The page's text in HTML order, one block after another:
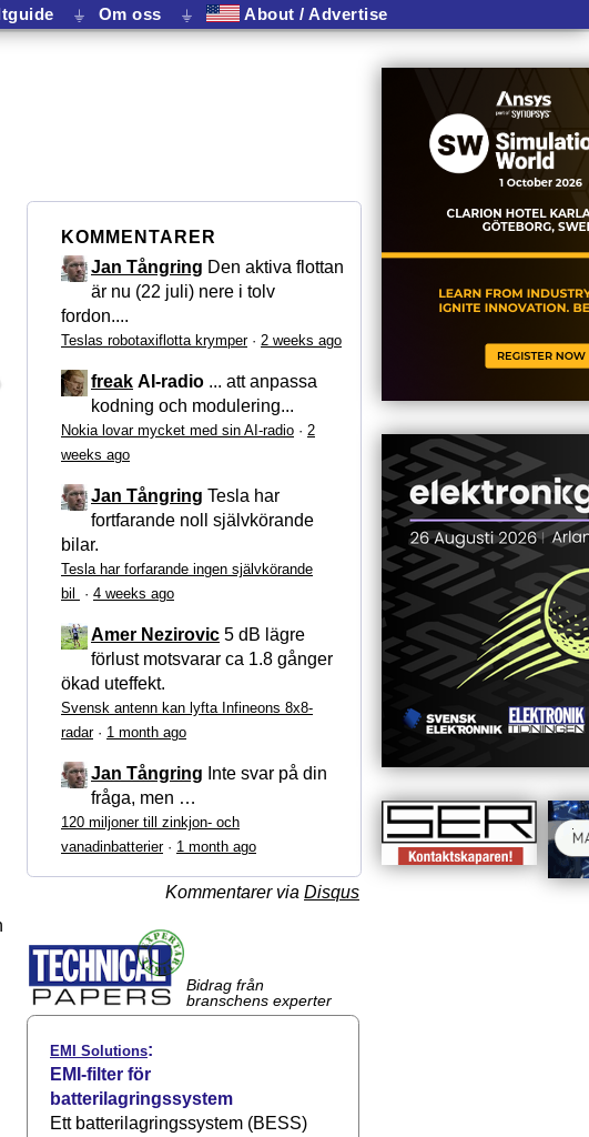
⏚ Om oss ⏚ About / Advertise
KOMMENTARER
Jan Tångring Den aktiva flottan
är nu (22 juli) nere i tolv
fordon....
Teslas robotaxiflotta krymper· 2 weeks ago
freak AI-radio ... att anpassa
kodning och modulering...
Nokia lovar mycket med sin AI-radio · 2
weeks ago
Jan Tångring Tesla har
fortfarande noll självkörande
bilar.
Tesla har forfarande ingen självkörande
bil
· 4 weeks ago
Amer Nezirovic 5 dB lägre
förlust motsvarar ca 1.8 gånger
ökad uteffekt.
Svensk antenn kan lyfta Infineons 8x8-
radar· 1 month ago
Jan Tångring Inte svar på din
fråga, men …
120 miljoner till zinkjon- och
vanadinbatterier· 1 month ago
Kommentarer via Disqus
Bidrag från
branschens experter
EMI Solutions:
EMI-filter för
batterilagringssystem
Ett batterilagringssystem (BESS)